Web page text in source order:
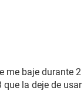
me baje durante 2
la deje de usar